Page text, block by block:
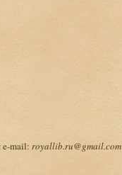
e-mail: royallib.ru@gmail.com